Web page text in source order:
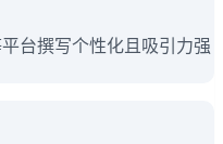
平台撰写个性化且吸引力强